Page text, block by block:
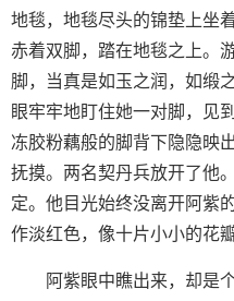
地毯，地毯尽头的锦垫上坐
赤着双脚，踏在地毯之上。
脚，当真是如玉之润，如缎
眼牢牢地盯住她一对脚，见
冻胶粉藕般的脚背下隐隐映
抚摸。两名契丹兵放开了他
定。他目光始终没离开阿紫
作淡红色，像十片小小的花瓣
阿紫眼中瞧出来，却是